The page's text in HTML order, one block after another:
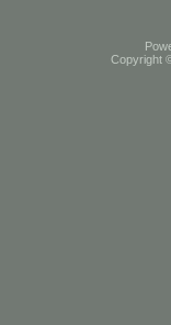
Copyright